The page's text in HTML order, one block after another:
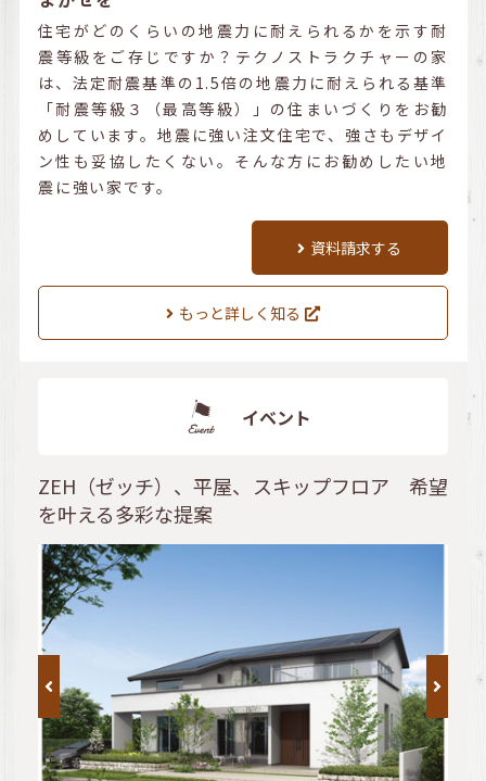
住宅がどのくらいの地震力に耐えられるかを示す耐
震等級をご存じですか？テクノストラクチャーの家
は、法定耐震基準の1.5倍の地震力に耐えられる基準
「耐震等級３（最高等級）」の住まいづくりをお勧
めしています。地震に強い注文住宅で、強さもデザイ
ン性も妥協したくない。そんな方にお勧めしたい地
震に強い家です。
資料請求する
もっと詳しく知る
イベント
ZEH（ゼッチ）、平屋、スキップフロア 希望
を叶える多彩な提案